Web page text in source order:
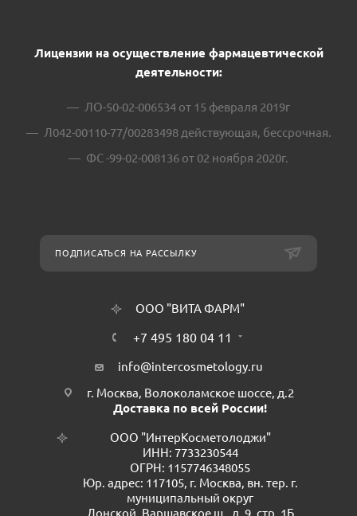
Лицензии на осуществление фармацевтической
деятельности:
ЛО-50-02-006534 от 15 февраля 2019г
Л042-00110-77/00283498 действующая, бессрочная.
ФС -99-02-008136 от 02 ноября 2020г.
ПОДПИСАТЬСЯ НА РАССЫЛКУ
ООО "ВИТА ФАРМ"
+7 495 180 04 11
info@intercosmetology.ru
г. Москва, Волоколамское шоссе, д.2
Доставка по всей России!
ООО "ИнтерКосметолоджи"
ИНН: 7733230544
ОГРН: 1157746348055
Юр. адрес: 117105, г. Москва, вн. тер. г.
муниципальный округ
Донской, Варшавское ш., д. 9, стр. 1Б